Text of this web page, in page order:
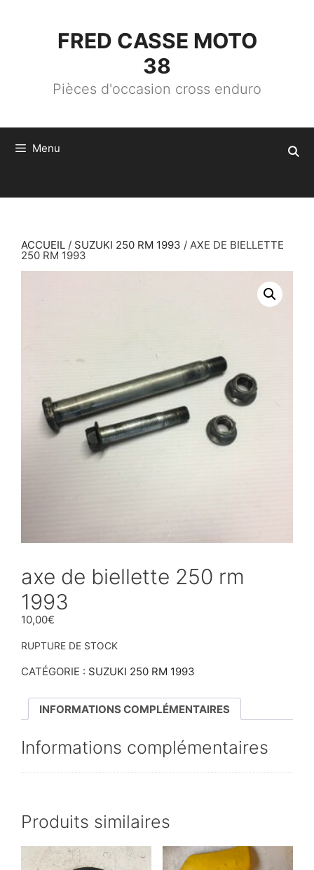
FRED CASSE MOTO
38
Pièces d'occasion cross enduro
Menu
ACCUEIL / SUZUKI 250 RM 1993 / AXE DE BIELLETTE
250 RM 1993
axe de biellette 250 rm
1993
10,00€
RUPTURE DE STOCK
CATÉGORIE : SUZUKI 250 RM 1993
INFORMATIONS COMPLÉMENTAIRES
Informations complémentaires
Produits similaires